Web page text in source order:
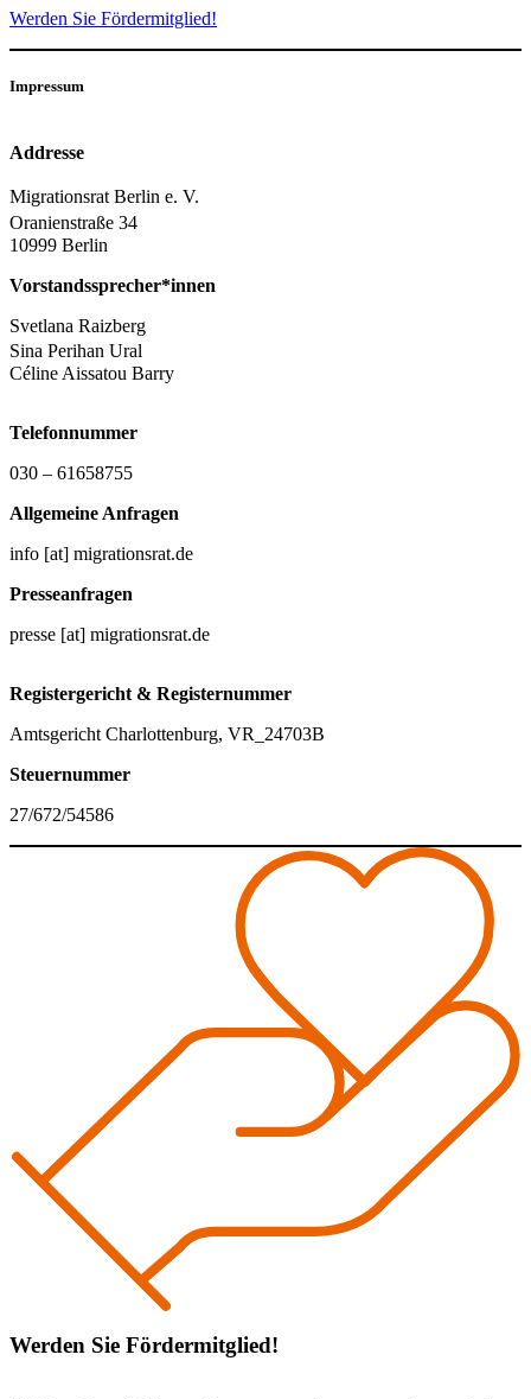
Werden Sie Fördermitglied!
Impressum
Addresse
Migrationsrat Berlin e. V.
Oranienstraße 34
10999 Berlin
Vorstandssprecher*innen
Svetlana Raizberg
Sina Perihan Ural
Céline Aissatou Barry
Telefonnummer
030 – 61658755
Allgemeine Anfragen
info [at] migrationsrat.de
Presseanfragen
presse [at] migrationsrat.de
Registergericht & Registernummer
Amtsgericht Charlottenburg, VR_24703B
Steuernummer
27/672/54586
Werden Sie Fördermitglied!